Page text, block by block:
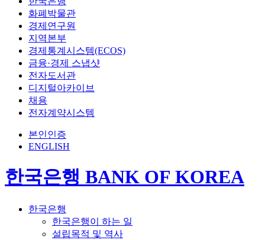
화폐박물관
경제연구원
지역본부
경제통계시스템(ECOS)
금융·경제 스냅샷
전자도서관
디지털아카이브
채용
전자계약시스템
본인인증
ENGLISH
한국은행 BANK OF KOREA
한국은행
한국은행이 하는 일
설립목적 및 역사